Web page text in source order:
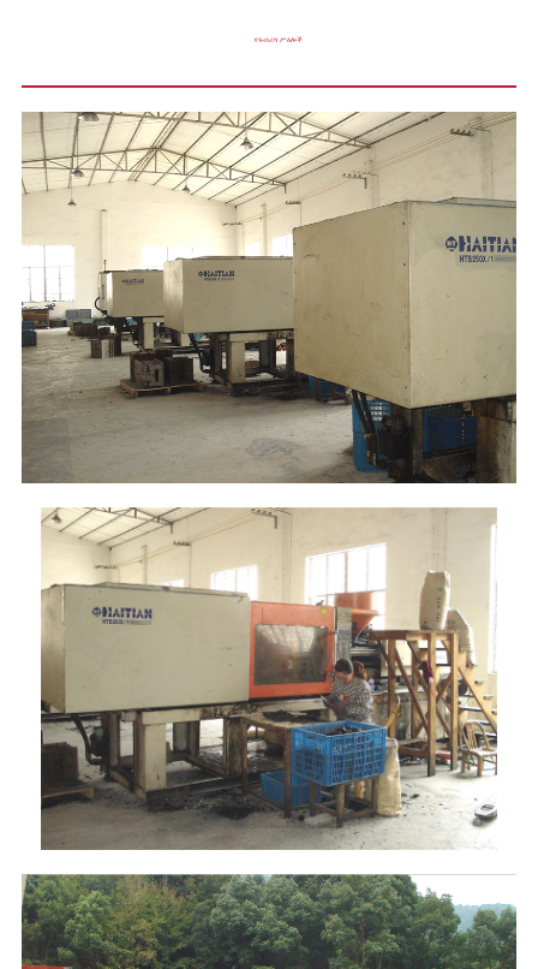
የፋብሪካ ሥዕሎች